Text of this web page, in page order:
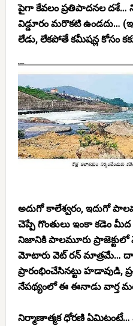
పైగా కేవలం ప్రతిపాదనల
విడ్డూరం మరొకటి ఉండదు…
లేడు, లేకపోతే కమీషన్ల కోసం
అదుగో కాలేశ్వరం, ఇదుగో
చెప్పే గొంతులు ఇంకా కడెం
నిజానికి పాలమూరు ప్రాజెక్టులో
మోటారు వెట్ రన్ మాత్రమే… దానికే
ప్రారంభించేసినట్టు
నేపథ్యంలో ఈ ఈనాడు వార్త
నిర్మాణాత్మక ధోరణి ఏమిటంటే…